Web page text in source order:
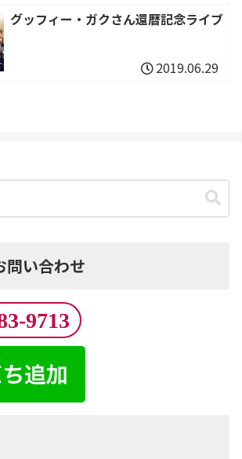
グッフィー・ガクさん還暦記念ライブ
2019.06.29
問い合わせ
9713